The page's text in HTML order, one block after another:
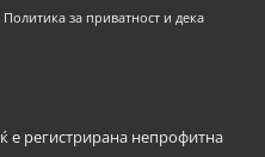
за приватност и дека
е регистрирана непрофитна